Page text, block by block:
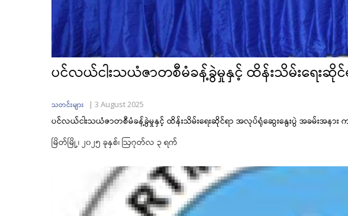
ပင်လယ်ငါးသယံဇာတစီမံခန့်ခွဲမှုနှင့် ထိန်းသိမ်းရေးဆိုင်ရ
သတင်းများ | 3 August 2025
ပင်လယ်ငါးသယံဇာတစီမံခန့်ခွဲမှုနှင့် ထိန်းသိမ်းရေးဆိုင်ရာ အလုပ်ရုံဆွေးနွေးပွဲ အခမ်းအနား ကျ
မြိတ်မြို့၊ ၂၀၂၅ ခုနှစ်၊ ဩဂုတ်လ ၃ ရက်